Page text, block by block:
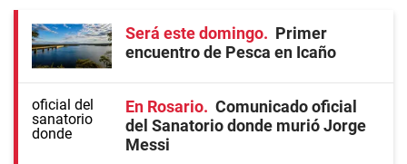
Será este domingo
Primer
encuentro de Pesca en Icaño
En Rosario
Comunicado oficial
del Sanatorio donde murió Jorge
Messi